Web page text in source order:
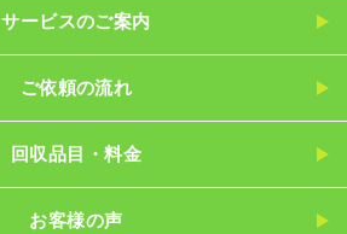
サービスのご案内
ご依頼の流れ
回収品目・料金
お客様の声